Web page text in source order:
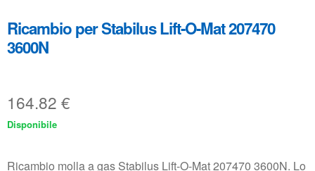
Ricambio per Stabilus Lift-O-Mat 207470
3600N
164.82 €
Disponibile
Ricambio molla a gas Stabilus Lift-O-Mat 207470 3600N. Lo